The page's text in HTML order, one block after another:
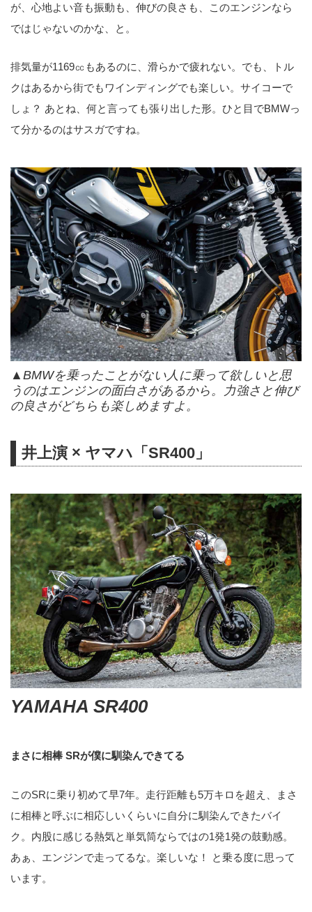
が、心地よい音も振動も、伸びの良さも、このエンジンなら
ではじゃないのかな、と。
排気量が1169㏄もあるのに、滑らかで疲れない。でも、トル
クはあるから街でもワインディングでも楽しい。サイコーで
しょ？ あとね、何と言っても張り出した形。ひと目でBMWっ
て分かるのはサスガですね。
▲BMWを乗ったことがない人に乗って欲しいと思
うのはエンジンの面白さがあるから。力強さと伸び
の良さがどちらも楽しめますよ。
井上演 × ヤマハ「SR400」
YAMAHA SR400
まさに相棒 SRが僕に馴染んできてる
このSRに乗り初めて早7年。走行距離も5万キロを超え、まさ
に相棒と呼ぶに相応しいくらいに自分に馴染んできたバイ
ク。内股に感じる熱気と単気筒ならではの1発1発の鼓動感。
あぁ、エンジンで走ってるな。楽しいな！ と乗る度に思って
います。